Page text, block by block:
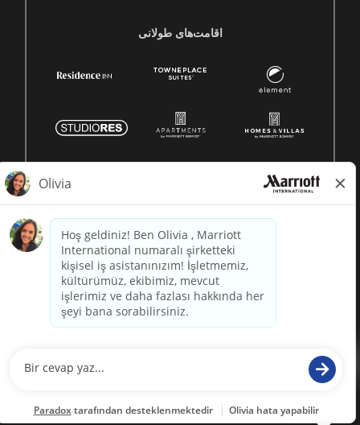
اقامت‌های طولانی
Marriott proprietary information
paradox.ai